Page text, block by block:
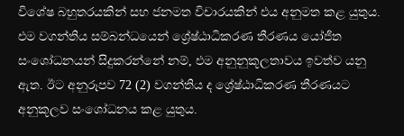
විශේෂ බහුතරයකින් සහ ජනමත විචාරයකින් එය අනුමත කළ යුතුය.
එම වගන්තිය සම්බන්ධයෙන් ශ්‍රේෂ්ඨාධිකරණ තීරණය යෝජිත
සංශෝධනයන් සිදුකරන්නේ නම්, එම අනුනුකූලතාවය ඉවත්ව යනු
ඇත. ඊට අනුරූපව 72 (2) වගන්තිය ද ශ්‍රේෂ්ඨාධිකරණ තීරණයට
අනුකූලව සංශෝධනය කළ යුතුය.